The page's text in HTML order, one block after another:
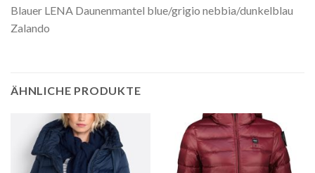
Blauer LENA Daunenmantel blue/grigio nebbia/dunkelblau
Zalando
ÄHNLICHE PRODUKTE